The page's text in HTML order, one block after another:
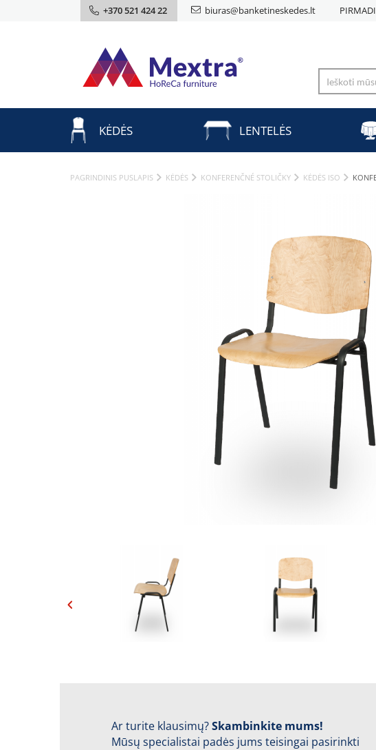
+370 521 424 22 biuras@banketineskedes.lt
KĖDĖS LENTELĖS
PAGRINDINIS PUSLAPIS KĖDĖS KONFERENČNÉ STOLIČKY KĖDĖS ISO
Ar turite klausimų?Skambinkite mums!
Mūsų specialistai padės jums teisingai pasirinkti